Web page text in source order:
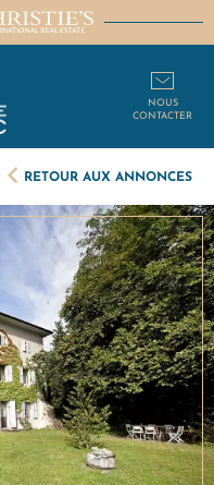
RETOUR AUX ANNONCES
NOUS
CONTACTER